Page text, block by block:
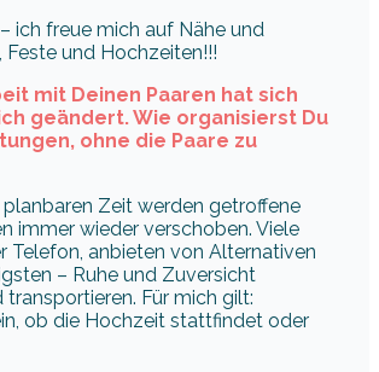
ich freue mich auf Nähe und
Feste und Hochzeiten!!!
mit Deinen Paaren hat sich
geändert. Wie organisierst Du
ohne die Paare zu
planbaren Zeit werden getroffene
immer wieder verschoben. Viele
Telefon, anbieten von Alternativen
– Ruhe und Zuversicht
transportieren. Für mich gilt:
ob die Hochzeit stattfindet oder